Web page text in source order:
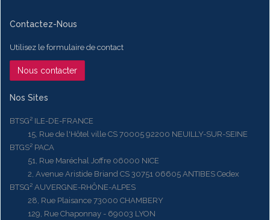
Contactez-Nous
Utilisez le formulaire de contact
Nous contacter
Nos Sites
BTSG² ILE-DE-FRANCE
15, Rue de l'Hôtel ville CS 70005 92200 NEUILLY-SUR-SEINE
BTGS² PACA
51, Rue Maréchal Joffre 06000 NICE
2, Avenue Aristide Briand CS 30751 06605 ANTIBES Cedex
BTSG² AUVERGNE-RHÔNE-ALPES
28, Rue Plaisance 73000 CHAMBERY
129, Rue Chaponnay - 69003 LYON